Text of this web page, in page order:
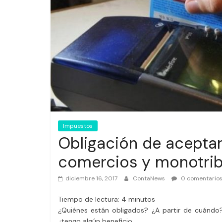
Impuestos
Obligación de
comercios y
diciembre 16, 2017 ContaNews 0 comentarios
Tiempo de lectura: 4 minutos
¿Quiénes están obligados? ¿A partir de